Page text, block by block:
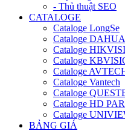
- Thủ thuật SEO
CATALOGE
Cataloge LongSe
Cataloge DAHUA
Cataloge
Cataloge
Cataloge
Cataloge Vantech
Cataloge
Cataloge HD
Cataloge
BẢNG GIÁ